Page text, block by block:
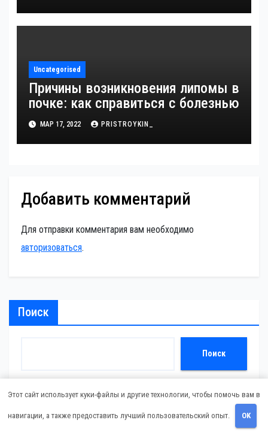
Uncategorised
Причины возникновения липомы в
почке: как справиться с болезнью
МАР 17, 2022 PRISTROYKIN_
Добавить комментарий
Для отправки комментария вам необходимо
авторизоваться.
Поиск
Поиск
Этот сайт использует куки-файлы и другие технологии, чтобы помочь вам в
навигации, а также предоставить лучший пользовательский опыт. OK